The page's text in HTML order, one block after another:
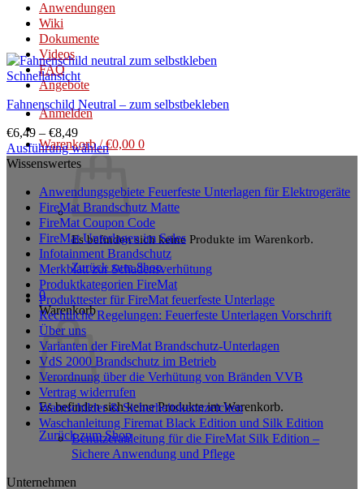
Anwendungen
Wiki
Dokumente
Videos
FAQ
Angebote
Anmelden
Warenkorb /€0,00 0
Es befinden sich keine Produkte im Warenkorb.
Zurück zum Shop
0
Warenkorb
Es befinden sich keine Produkte im Warenkorb.
Zurück zum Shop
Schnellansicht
Fahnenschild Neutral – zum selbstbekleben
€6,49 – €8,49
Ausführung wählen
Dieses
weist
mehrere
Varianten
Optionen
können
Produktseite
gewählt
werden
Wissenswertes
Anwendungsgebiete Feuerfeste Unterlagen für Elektrogeräte
FireMat Brandschutz Matte
FireMat Coupon Code
FireMat Unterlagen im Sales
Infotainment Brandschutz
Merkblatt zur Schadensverhütung
Produktkategorien FireMat
Produkttester für FireMat feuerfeste Unterlage
Rechtliche Regelungen: Feuerfeste Unterlagen Vorschrift
Über uns
Varianten der FireMat Brandschutz-Unterlagen
VdS 2000 Brandschutz im Betrieb
Verordnung über die Verhütung von Bränden VVB
Vertrag widerrufen
Warnschilder & Sicherheitskennzeichen
Waschanleitung Firemat Black Edition und Silk Edition
Benutzeranleitung für die FireMat Silk Edition –
Sichere Anwendung und Pflege
Unternehmen